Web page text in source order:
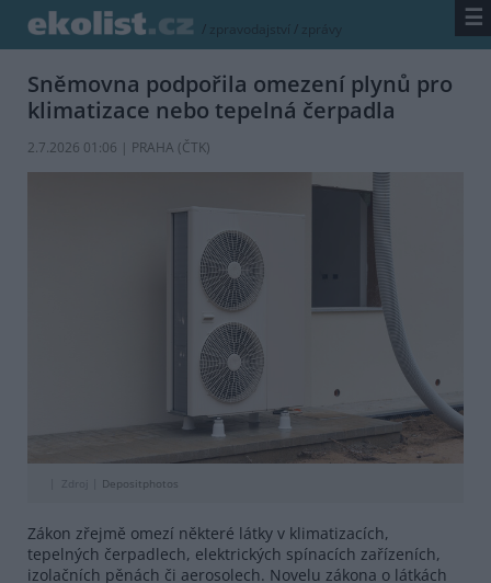
/ zpravodajství / zprávy ☰
Sněmovna podpořila omezení plynů pro
klimatizace nebo tepelná čerpadla
2.7.2026 01:06 | PRAHA (ČTK)
Zdroj | Depositphotos
Zákon zřejmě omezí některé látky v klimatizacích,
tepelných čerpadlech, elektrických spínacích zařízeních,
izolačních pěnách či aerosolech. Novelu zákona o látkách